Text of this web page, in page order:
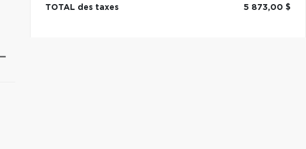
TOTAL des taxes
5 873,00 $